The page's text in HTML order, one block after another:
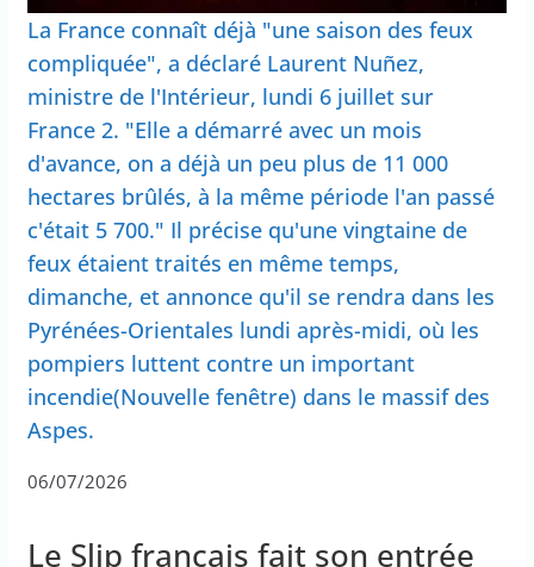
La France connaît déjà "une saison des feux
compliquée", a déclaré Laurent Nuñez,
ministre de l'Intérieur, lundi 6 juillet sur
France 2. "Elle a démarré avec un mois
d'avance, on a déjà un peu plus de 11 000
hectares brûlés, à la même période l'an passé
c'était 5 700." Il précise qu'une vingtaine de
feux étaient traités en même temps,
dimanche, et annonce qu'il se rendra dans les
Pyrénées-Orientales lundi après-midi, où les
pompiers luttent contre un important
incendie(Nouvelle fenêtre) dans le massif des
Aspes.
06/07/2026
Le Slip français fait son entrée